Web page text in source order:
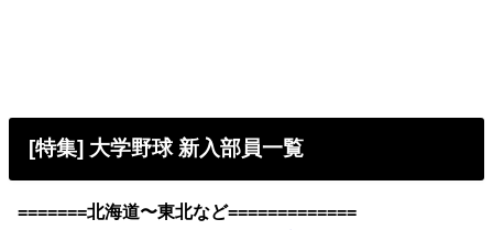
[特集] 大学野球 新入部員一覧
=======北海道〜東北など=============